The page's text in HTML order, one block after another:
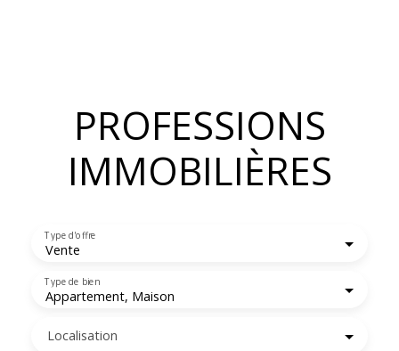
PROFESSIONS
IMMOBILIÈRES
Vente
Type d'offre
Appartement, Maison
Type de bien
Localisation